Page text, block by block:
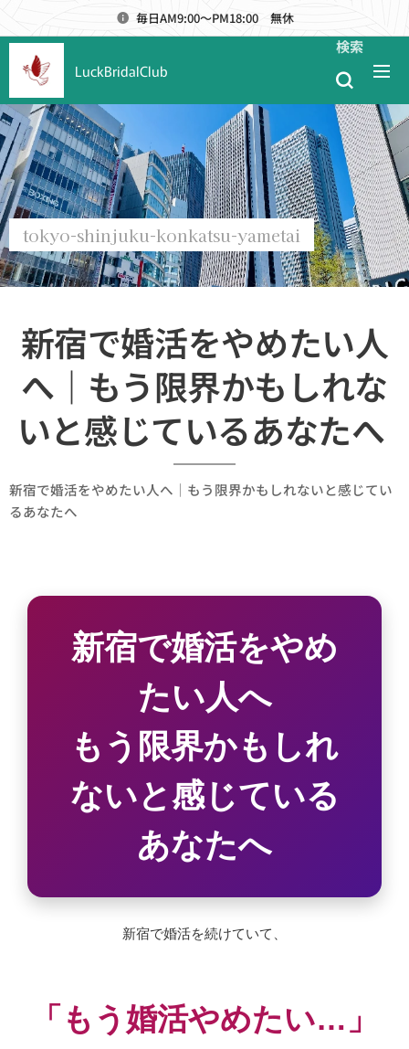
毎日AM9:00～PM18:00 無休
LuckBridalClub
検索
tokyo-shinjuku-konkatsu-yametai
新宿で婚活をやめたい人
へ｜もう限界かもしれな
いと感じているあなたへ
新宿で婚活をやめたい人へ｜もう限界かもしれないと感じてい
るあなたへ
新宿で婚活をやめ
たい人へ
もう限界かもしれ
ないと感じている
あなたへ
新宿で婚活を続けていて、
「もう婚活やめたい…」